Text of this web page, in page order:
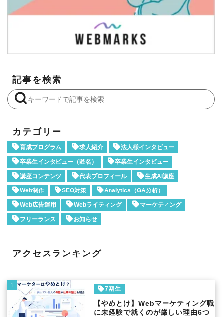
記事を検索
カテゴリー
育成プログラム 求人紹介 法人様インタビュー
卒業生インタビュー（匿名） 卒業生インタビュー
講座コンテンツ 代表プロフィール 生成AI講座
Web制作 SEO対策 Analytics（GA分析）
Web広告運用 Webライティング マーケティング
フリーランス お知らせ
アクセスランキング
1
7期生
【やめとけ】Webマーケティング職
に未経験で就くのが厳しい理由6つ